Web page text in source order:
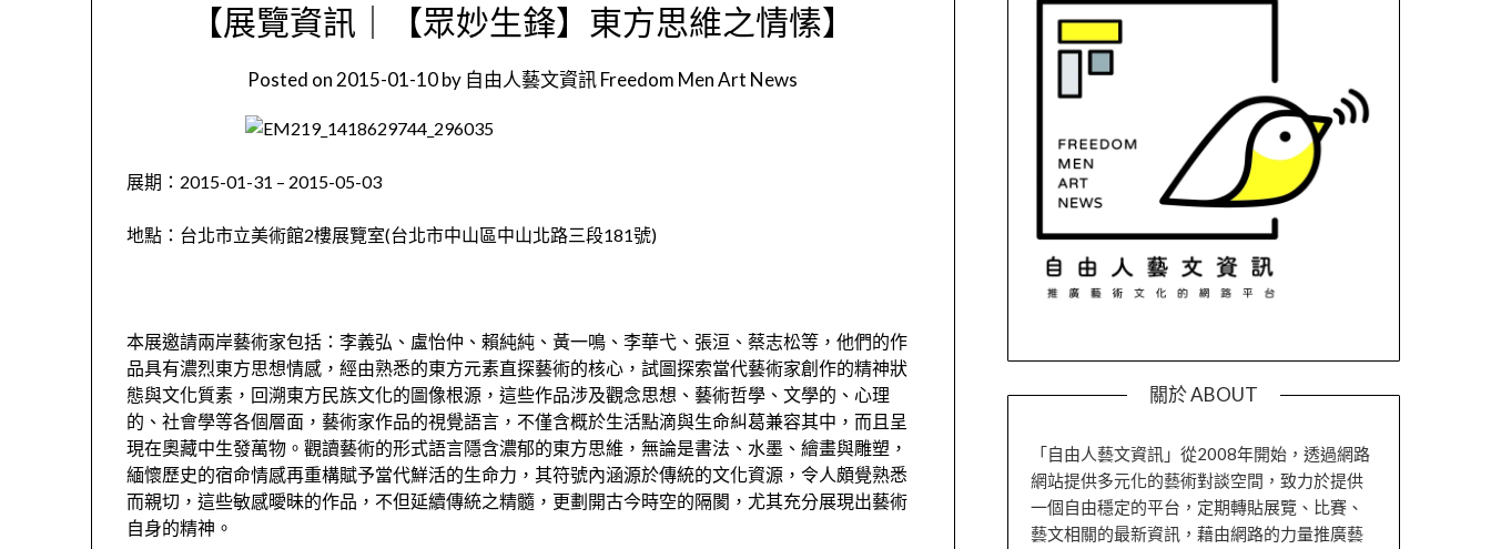
【展覽資訊｜【眾妙生鋒】東方思維之情愫】
Posted on2015-01-10by 自由人藝文資訊 Freedom Men Art News
展期：2015-01-31 – 2015-05-03
地點：台北市立美術館2樓展覽室(台北市中山區中山北路三段181號)
本展邀請兩岸藝術家包括：李義弘、盧怡仲、賴純純、黃一鳴、李華弋、張洹、蔡志松等，他們的作
品具有濃烈東方思想情感，經由熟悉的東方元素直探藝術的核心，試圖探索當代藝術家創作的精神狀
態與文化質素，回溯東方民族文化的圖像根源，這些作品涉及觀念思想、藝術哲學、文學的、心理
的、社會學等各個層面，藝術家作品的視覺語言，不僅含概於生活點滴與生命糾葛兼容其中，而且呈
現在奧藏中生發萬物。觀讀藝術的形式語言隱含濃郁的東方思維，無論是書法、水墨、繪畫與雕塑，
緬懷歷史的宿命情感再重構賦予當代鮮活的生命力，其符號內涵源於傳統的文化資源，令人頗覺熟悉
而親切，這些敏感曖昧的作品，不但延續傳統之精髓，更劃開古今時空的隔閡，尤其充分展現出藝術
自身的精神。
關於 ABOUT
「自由人藝文資訊」從2008年開始，透過網路
網站提供多元化的藝術對談空間，致力於提供
一個自由穩定的平台，定期轉貼展覽、比賽、
藝文相關的最新資訊，藉由網路的力量推廣藝